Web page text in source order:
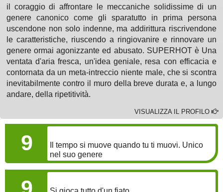
il coraggio di affrontare le meccaniche solidissime di un
genere canonico come gli sparatutto in prima persona
uscendone non solo indenne, ma addirittura riscrivendone
le caratteristiche, riuscendo a ringiovanire e rinnovare un
genere ormai agonizzante ed abusato. SUPERHOT è Una
ventata d'aria fresca, un'idea geniale, resa con efficacia e
contornata da un meta-intreccio niente male, che si scontra
inevitabilmente contro il muro della breve durata e, a lungo
andare, della ripetitività.
VISUALIZZA IL PROFILO
9
Il tempo si muove quando tu ti muovi. Unico
nel suo genere